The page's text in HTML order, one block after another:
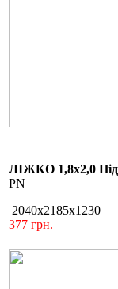
ЛІЖКО 1,8х2,0
PN
377 грн.